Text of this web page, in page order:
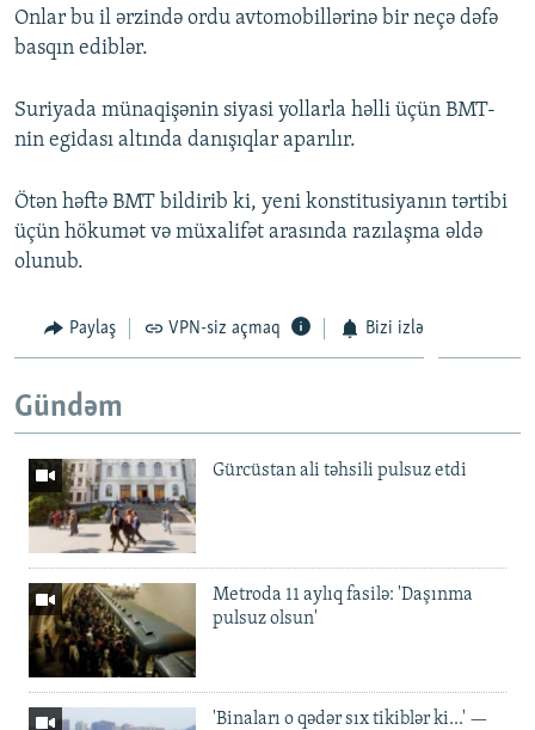
Onlar bu il ərzində ordu avtomobillərinə bir neçə dəfə
basqın ediblər.
Suriyada münaqişənin siyasi yollarla həlli üçün BMT-
nin egidası altında danışıqlar aparılır.
Ötən həftə BMT bildirib ki, yeni konstitusiyanın tərtibi
üçün hökumət və müxalifət arasında razılaşma əldə
olunub.
Paylaş VPN-siz açmaq Bizi izlə
Gündəm
Gürcüstan ali təhsili pulsuz etdi
Metroda 11 aylıq fasilə: 'Daşınma
pulsuz olsun'
'Binaları o qədər sıx tikiblər ki...' —